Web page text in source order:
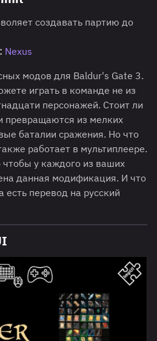
создавать партию до
Nexus
модов для Baldur's Gate 3.
играть в команде не из
персонажей. Стоит ли
превращаются из мелких
баталии сражения. Но что
работает в мультиплеере.
чтобы у каждого из ваших
данная модификация. И что
есть перевод на русский